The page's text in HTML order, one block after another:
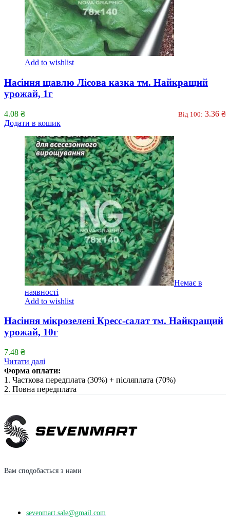
Add to wishlist
Насіння щавлю Лісова казка тм. Найкращий
урожай, 1г
4.08 ₴ Від 100: 3.36 ₴
Додати в кошик
Немає в
наявності
Add to wishlist
Насіння мікрозелені Кресс-салат тм. Найкращий
урожай, 10г
7.48 ₴
Читати далі
Форма оплати:
1. Часткова передплата (30%) + післяплата (70%)
2. Повна передплата
Вам сподобається з нами
sevenmart.sale@gmail.com